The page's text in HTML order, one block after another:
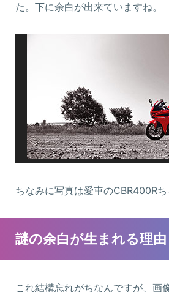
た。下に余白が出来ていますね。
ちなみに写真は愛車のCBR400Rち
謎の余白が生まれる理由
これ結構忘れがちなんですが、画